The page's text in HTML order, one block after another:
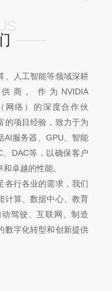
、人工智能等领域深耕
商。作为NVIDIA
网络）的深度合作伙
的项目经验，致力于为
AI服务器、GPU、智能
DAC等，以确保客户
卓越的性能。
各行各业的需求，我们
计算、数据中心、教育
驾驶、互联网、制造
数字化转型和创新提供